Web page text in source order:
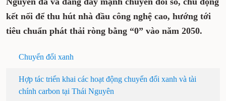
kết nối để thu hút nhà đầu công nghệ cao, hướng tới
tiêu chuẩn phát thải ròng bằng “0” vào năm 2050.
Chuyển đổi xanh
Hợp tác triển khai các hoạt động chuyển đổi xanh và tài
chính carbon tại Thái Nguyên